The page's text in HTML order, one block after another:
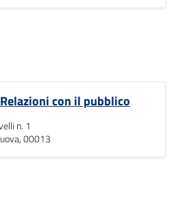
con il pubblico
n. 1
00013